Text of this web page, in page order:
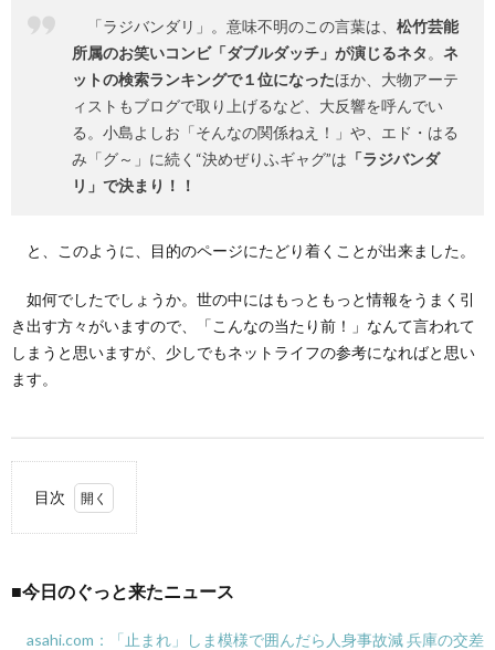
「ラジバンダリ」。意味不明のこの言葉は、 松竹芸能
所属のお笑いコンビ「ダブルダッチ」が演じるネタ 。 ネ
ットの検索ランキングで１位になったほか、大物アーテ
ィストもブログで取り上げるなど、大反響を呼んでい
る。小島よしお「そんなの関係ねえ！」や、エド・はる
み「グ～」に続く“決めぜりふギャグ”は 「ラジバンダ
リ」で決まり！！
と、このように、目的のページにたどり着くことが出来ました。
如何でしたでしょうか。世の中にはもっともっと情報をうまく引
き出す方々がいますので、「こんなの当たり前！」なんて言われて
しまうと思いますが、少しでもネットライフの参考になればと思い
ます。
目次
1.
ぐっ
たニ
■今日のぐっと来たニュース
asahi.com：「止まれ」しま模様で囲んだら人身事故減 兵庫の交差